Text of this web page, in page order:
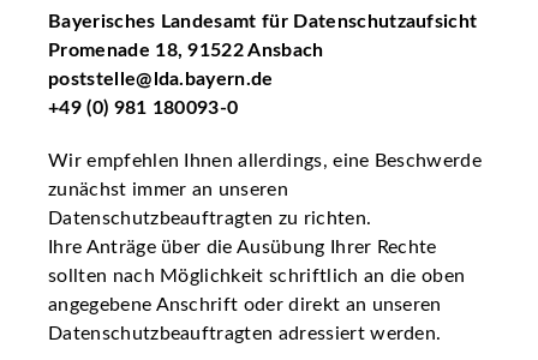
Bayerisches Landesamt für Datenschutzaufsicht
Promenade 18, 91522 Ansbach
poststelle@lda.bayern.de
+49 (0) 981 180093-0
Wir empfehlen Ihnen allerdings, eine Beschwerde
zunächst immer an unseren
Datenschutzbeauftragten zu richten.
Ihre Anträge über die Ausübung Ihrer Rechte
sollten nach Möglichkeit schriftlich an die oben
angegebene Anschrift oder direkt an unseren
Datenschutzbeauftragten adressiert werden.